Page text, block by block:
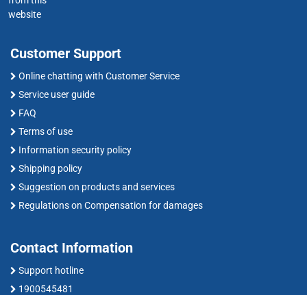
website
Customer Support
Online chatting with Customer Service
Service user guide
FAQ
Terms of use
Information security policy
Shipping policy
Suggestion on products and services
Regulations on Compensation for damages
Contact Information
Support hotline
1900545481